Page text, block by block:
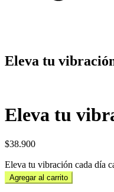
Eleva tu
Eleva tu
$38.900
Eleva tu vibración cada día
Agregar al carrito